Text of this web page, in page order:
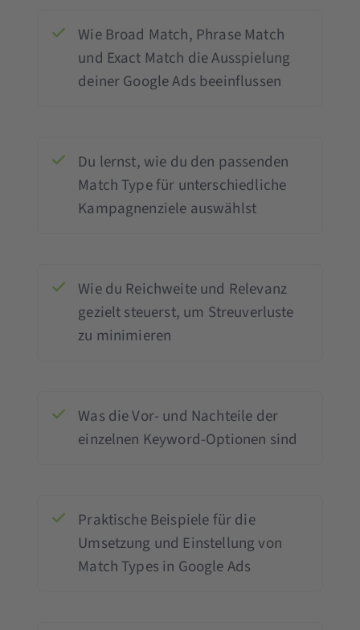
Wie Broad Match, Phrase Match
und Exact Match die Ausspielung
deiner Google Ads beeinflussen
Du lernst, wie du den passenden
Match Type für unterschiedliche
Kampagnenziele auswählst
Wie du Reichweite und Relevanz
gezielt steuerst, um Streuverluste
zu minimieren
Was die Vor- und Nachteile der
einzelnen Keyword-Optionen sind
Praktische Beispiele für die
Umsetzung und Einstellung von
Match Types in Google Ads